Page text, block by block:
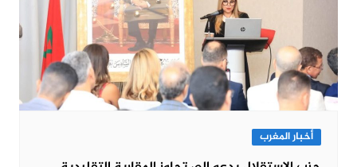
أخبار المغرب